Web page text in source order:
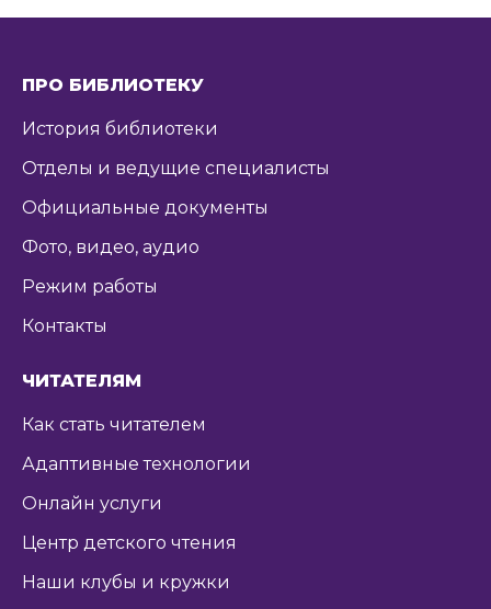
ПРО БИБЛИОТЕКУ
История библиотеки
Отделы и ведущие специалисты
Официальные документы
Фото, видео, аудио
Режим работы
Контакты
ЧИТАТЕЛЯМ
Как стать читателем
Адаптивные технологии
Онлайн услуги
Центр детского чтения
Наши клубы и кружки